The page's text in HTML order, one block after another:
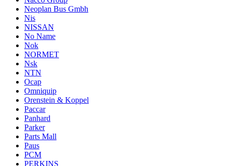
Neoplan Bus Gmbh
Nis
NISSAN
No Name
Nok
NORMET
Nsk
NTN
Ocap
Omniquip
Orenstein & Koppel
Paccar
Panhard
Parker
Parts Mall
Paus
PCM
PERKINS